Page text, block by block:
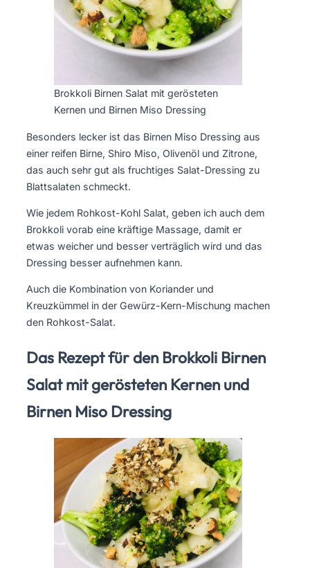
Brokkoli Birnen Salat mit gerösteten
Kernen und Birnen Miso Dressing
Besonders lecker ist das Birnen Miso Dressing aus
einer reifen Birne, Shiro Miso, Olivenöl und Zitrone,
das auch sehr gut als fruchtiges Salat-Dressing zu
Blattsalaten schmeckt.
Wie jedem Rohkost-Kohl Salat, geben ich auch dem
Brokkoli vorab eine kräftige Massage, damit er
etwas weicher und besser verträglich wird und das
Dressing besser aufnehmen kann.
Auch die Kombination von Koriander und
Kreuzkümmel in der Gewürz-Kern-Mischung machen
den Rohkost-Salat.
Das Rezept für den Brokkoli Birnen
Salat mit gerösteten Kernen und
Birnen Miso Dressing